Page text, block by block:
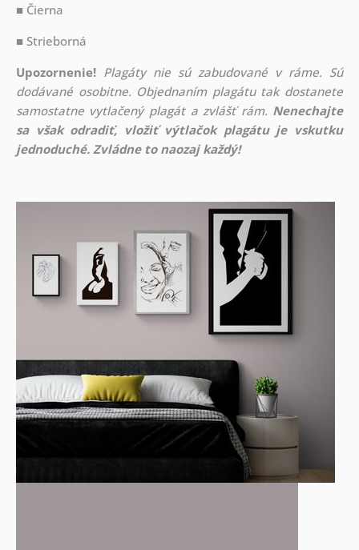
■ Čierna
■ Strieborná
Upozornenie! Plagáty nie sú zabudované v ráme. Sú
dodávané osobitne. Objednaním plagátu tak dostanete
samostatne vytlačený plagát a zvlášť rám. Nenechajte
sa však odradiť, vložiť výtlačok plagátu je vskutku
jednoduché. Zvládne to naozaj každý!